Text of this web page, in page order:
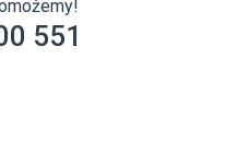
551